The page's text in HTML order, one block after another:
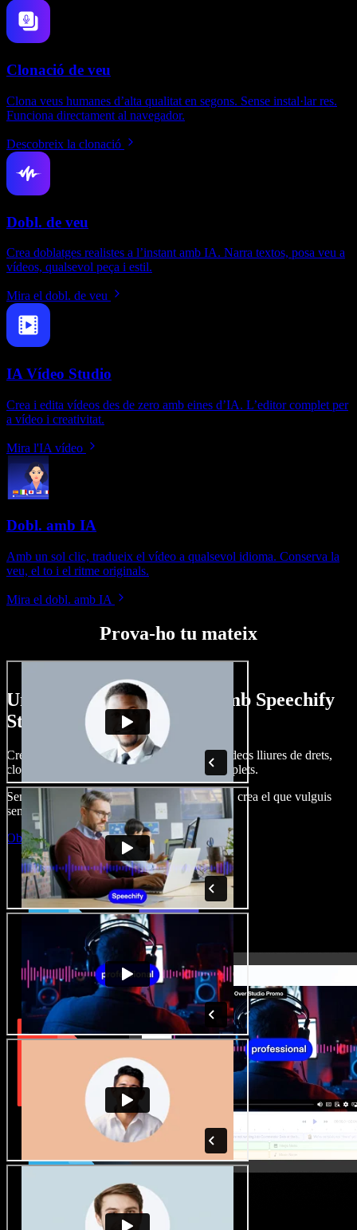
Clonació de veu
Clona veus humanes d’alta qualitat en segons. Sense instal·lar res.
Funciona directament al navegador.
Descobreix la clonació
Dobl. de veu
Crea doblatges realistes a l’instant amb IA. Narra textos, posa veu a
vídeos, qualsevol peça i estil.
Mira el dobl. de veu
IA Vídeo Studio
Crea i edita vídeos des de zero amb eines d’IA. L’editor complet per
a vídeo i creativitat.
Mira l'IA vídeo
Dobl. amb IA
Amb un sol clic, tradueix el vídeo a qualsevol idioma. Conserva la
veu, el to i el ritme originals.
Mira el dobl. amb IA
Prova-ho tu mateix
Un tastet del que pots fer amb Speechify
Studio.
Crea dobl. de veu, afegeix imatges, àudio, vídeos lliures de drets,
clona veus i munta projectes multimèdia complets.
Sense corba d’aprenentatge, tot al navegador: crea el que vulguis
sense els límits de sempre.
Obre l'Studio